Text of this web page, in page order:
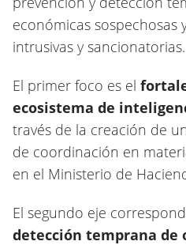
económicas sospechosas
intrusivas y sancionatorias.
El primer foco es el
ecosistema de
través de la creación de
de coordinación en
en el Ministerio de
El segundo eje
detección temprana de